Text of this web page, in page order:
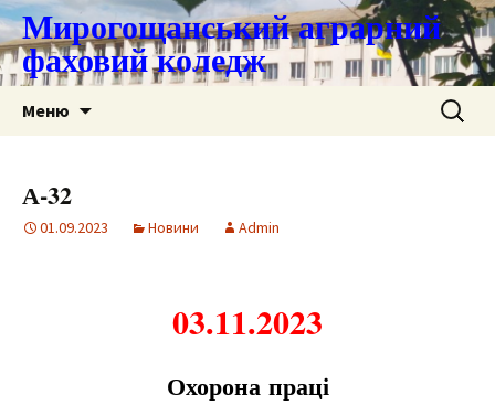
Мирогощанський аграрний
фаховий коледж
Меню Пошук:
А-32
01.09.2023 Новини Admin
03.11.2023
Охоронапраці